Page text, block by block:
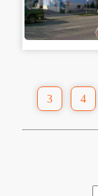
3 4